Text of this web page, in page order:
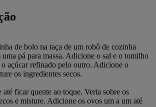
de bolo na taça de um robô de cozinha
pá para massa. Adicione o sal e o tomilho
açúcar refinado pelo outro. Adicione o
os ingredientes secos.
até ficar quente ao toque. Verta sobre os
e misture. Adicione os ovos um a um até